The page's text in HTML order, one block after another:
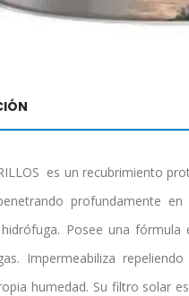
es un recubrimiento
profundamente
Posee una
Impermeabiliza
humedad. Su filtro solar